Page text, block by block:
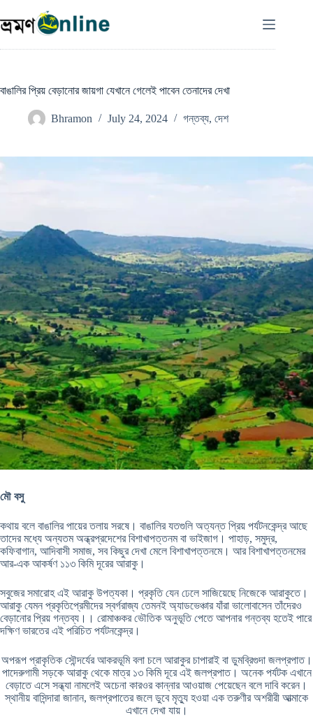
to
content
বাঙালির প্রিয় বেড়ানোর জায়গা যেখানে গেলেই পাবেন তেনাদের দেখা
Bhramon July 24, 2024 গন্তব্য, দেশ
মৌ বসু
কথায় বলে বাঙালির পায়ের তলায় সরষে। বাঙালির যতগুলি অত্যন্ত প্রিয় পর্যটনকেন্দ্র আছে
তাদের মধ্যে অন্যতম অন্ধ্রপ্রদেশের বিশাখাপত্তনম বা ভাইজাগ। পাহাড়, সমুদ্র,
কফিবাগান, আদিবাসী সমাজ, সব কিছুর দেখা মেলে বিশাখাপত্তনমে। আর বিশাখাপত্তনমের
আর-এক আকর্ষণ ১১৩ কিমি দূরের আরাকু।
সবুজের সমারোহ এই আরাকু উপত্যকা। প্রকৃতি যেন ঢেলে সাজিয়েছে নিজেকে আরাকুতে।
আরাকু যেমন প্রকৃতিপ্রেমীদের স্বর্গরাজ্য তেমনই অ্যাডভেঞ্চার যাঁরা ভালোবাসেন তাঁদেরও
বেড়ানোর প্রিয় গন্তব্য।। রোমাঞ্চকর ভৌতিক অনুভূতি পেতে আপনার গন্তব্য হতেই পারে
দক্ষিণ ভারতের এই পরিচিত পর্যটনকেন্দ্র।
অপরূপ প্রাকৃতিক সৌন্দর্যের আকরভূমি বলা চলে আরাকুর চাপারাই বা ডুমব্রিগুদা জলপ্রপাত।
পাদেরুগামী সড়কে আরাকু থেকে মাত্র ১৩ কিমি দূরে এই জলপ্রপাত। অনেক পর্যটক এখানে
বেড়াতে এসে সন্ধ্যা নামলেই অচেনা কারওর কান্নার আওয়াজ পেয়েছেন বলে দাবি করেন।
স্থানীয় বাসিন্দারা জানান, জলপ্রপাতের জলে ডুবে মৃত্যু হওয়া এক তরুণীর অশরীরী আত্মাকে
এখানে দেখা যায়।